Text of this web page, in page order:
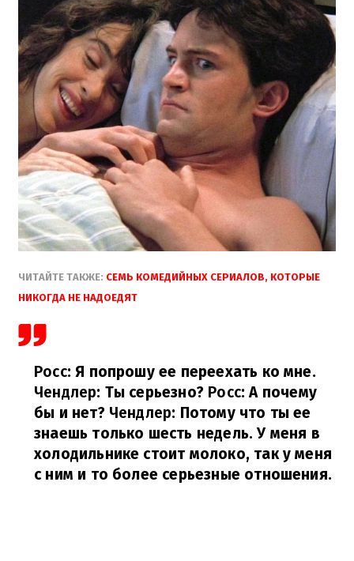
ЧИТАЙТЕ ТАКЖЕ: СЕМЬ КОМЕДИЙНЫХ СЕРИАЛОВ, КОТОРЫЕ
НИКОГДА НЕ НАДОЕДЯТ
Росс: Я попрошу ее переехать ко мне.
Чендлер: Ты серьезно? Росс: А почему
бы и нет? Чендлер: Потому что ты ее
знаешь только шесть недель. У меня в
холодильнике стоит молоко, так у меня
с ним и то более серьезные отношения.